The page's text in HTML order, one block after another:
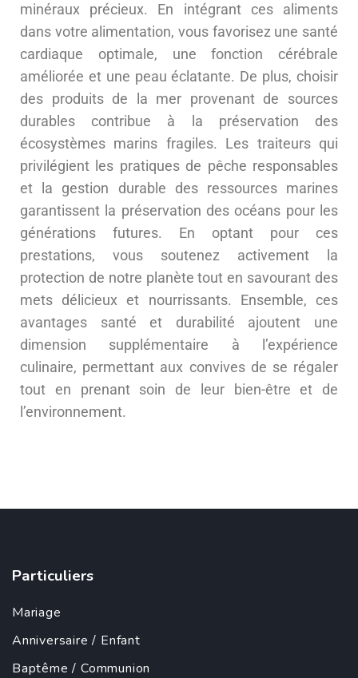
minéraux précieux. En intégrant ces aliments
dans votre alimentation, vous favorisez une santé
cardiaque optimale, une fonction cérébrale
améliorée et une peau éclatante. De plus, choisir
des produits de la mer provenant de sources
durables contribue à la préservation des
écosystèmes marins fragiles. Les traiteurs qui
privilégient les pratiques de pêche responsables
et la gestion durable des ressources marines
garantissent la préservation des océans pour les
générations futures. En optant pour ces
prestations, vous soutenez activement la
protection de notre planète tout en savourant des
mets délicieux et nourrissants. Ensemble, ces
avantages santé et durabilité ajoutent une
dimension supplémentaire à l’expérience
culinaire, permettant aux convives de se régaler
tout en prenant soin de leur bien-être et de
l’environnement.
Particuliers
Mariage
Anniversaire / Enfant
Baptême /Communion